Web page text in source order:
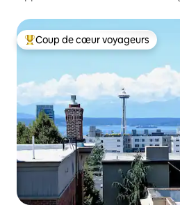
Coup de cœur voyageurs parmi les
Coup de cœur voyageurs